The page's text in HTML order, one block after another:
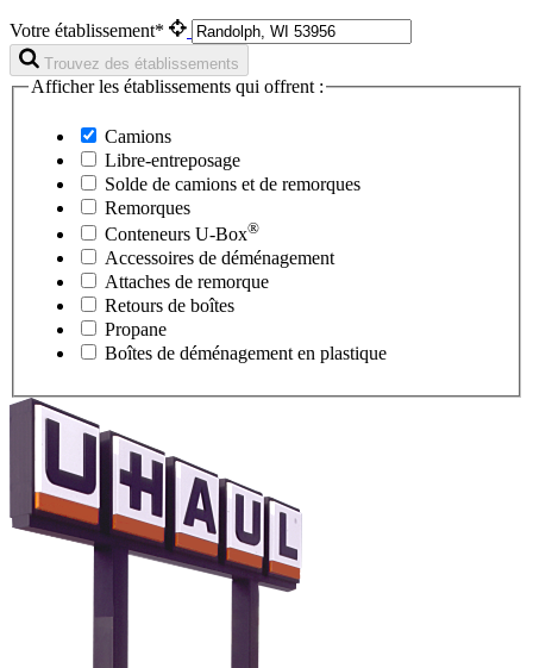
Votre établissement*
Trouvez des établissements
Afficher les établissements qui offrent :
Camions
Libre-entreposage
Solde de camions et de remorques
Remorques
Conteneurs U-Box®
Accessoires de déménagement
Attaches de remorque
Retours de boîtes
Propane
Boîtes de déménagement en plastique